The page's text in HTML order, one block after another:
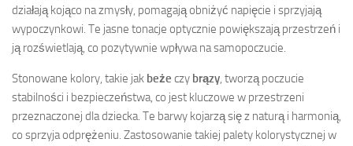
działają kojąco na zmysły, pomagają obniżyć napięcie i sprzyjają
wypoczynkowi. Te jasne tonacje optycznie powiększają przestrzeń i
ją rozświetlają, co pozytywnie wpływa na samopoczucie.
Stonowane kolory, takie jak beże czy brązy, tworzą poczucie
stabilności i bezpieczeństwa, co jest kluczowe w przestrzeni
przeznaczonej dla dziecka. Te barwy kojarzą się z naturą i harmonią,
co sprzyja odprężeniu. Zastosowanie takiej palety kolorystycznej w